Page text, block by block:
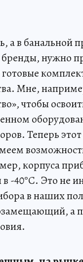
а в банальной
нужно
готовые
Мне,
чтобы
Теперь
корпуса
-40°C. Это не
в наших
а